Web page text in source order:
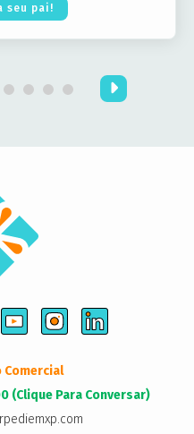
seu pai!
(Clique Para Conversar)